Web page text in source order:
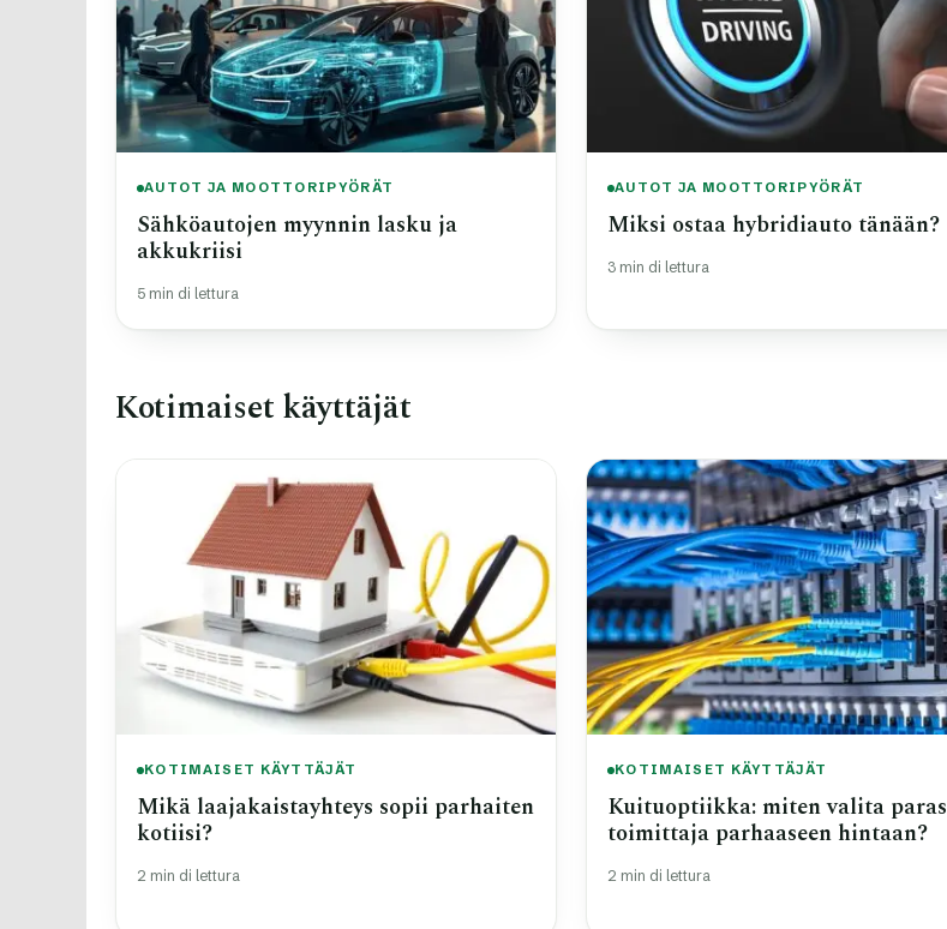
AUTOT JA MOOTTORIPYÖRÄT
Sähköautojen myynnin lasku ja
akkukriisi
5 min di lettura
AUTOT JA MOOTTORIPYÖRÄT
Miksi ostaa hybridiauto tänään?
3 min di lettura
Kotimaiset käyttäjät
KOTIMAISET KÄYTTÄJÄT
Mikä laajakaistayhteys sopii parhaiten
kotiisi?
2 min di lettura
KOTIMAISET KÄYTTÄJÄT
Kuituoptiikka: miten valita paras
toimittaja parhaaseen hintaan?
2 min di lettura